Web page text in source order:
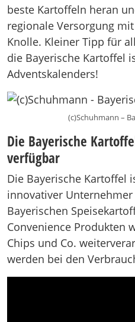
beste Kartoffeln heran
regionale Versorgung
Knolle. Kleiner Tipp für
die Bayerische Kartoffel
Adventskalenders!
(c)Schuhmann –
Die Bayerische
verfügbar
Die Bayerische Kartoffel
innovativer
Bayerischen
Convenience Produkten
Chips und Co.
werden bei den